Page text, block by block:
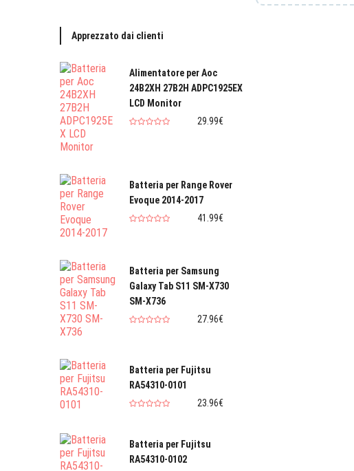
Apprezzato dai clienti
Alimentatore per Aoc
24B2XH 27B2H ADPC1925EX
LCD Monitor
29.99€
Batteria per Range Rover
Evoque 2014-2017
41.99€
Batteria per Samsung
Galaxy Tab S11 SM-X730
SM-X736
27.96€
Batteria per Fujitsu
RA54310-0101
23.96€
Batteria per Fujitsu
RA54310-0102